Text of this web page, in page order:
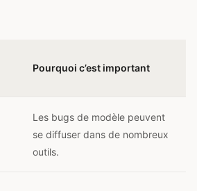
Pourquoi c’est important
Les bugs de modèle peuvent
se diffuser dans de nombreux
outils.